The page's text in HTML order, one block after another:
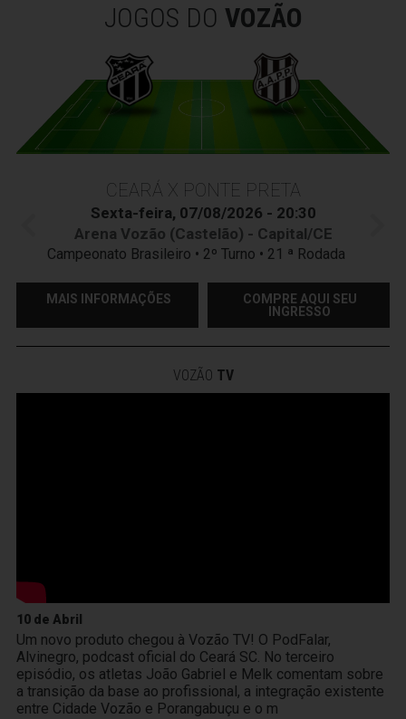
JOGOS DO VOZÃO
CEARÁ X PONTE PRETA
Sexta-feira, 07/08/2026 - 20:30
Arena Vozão (Castelão) - Capital/CE
Campeonato Brasileiro • 2º Turno • 21 ª Rodada
MAIS INFORMAÇÕES
COMPRE AQUI SEU
INGRESSO
VOZÃO TV
10 de Abril
Um novo produto chegou à Vozão TV! O PodFalar,
Alvinegro, podcast oficial do Ceará SC. No terceiro
episódio, os atletas João Gabriel e Melk comentam sobre
a transição da base ao profissional, a integração existente
entre Cidade Vozão e Porangabuçu e o m